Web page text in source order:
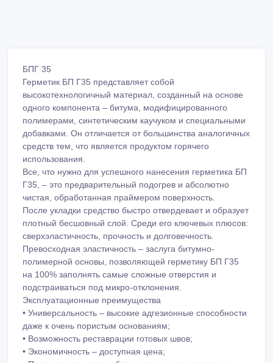
Герметик БП Г35 представляет собой
высокотехнологичный материал, созданный на основе
одного компонента – битума, модифицированного
полимерами, синтетическим каучуком и специальными
добавками. Он отличается от большинства аналогичных
средств тем, что является продуктом горячего
использования.
Все, что нужно для успешного нанесения герметика БП
Г35, – это предварительный подогрев и абсолютно
чистая, обработанная праймером поверхность.
После укладки средство быстро отвердевает и образует
плотный бесшовный слой. Среди его ключевых плюсов:
сверхэластичность, прочность и долговечность.
Превосходная эластичность – заслуга битумно-
полимерной основы, позволяющей герметику БП Г35
на 100% заполнять самые сложные отверстия и
подстраиваться под микро-отклонения.
Эксплуатационные преимущества
• Универсальность – высокие адгезионные способности
даже к очень пористым основаниям;
• Возможность реставрации готовых швов;
• Экономичность – доступная цена;
• Предназначен для работы в разных климатических